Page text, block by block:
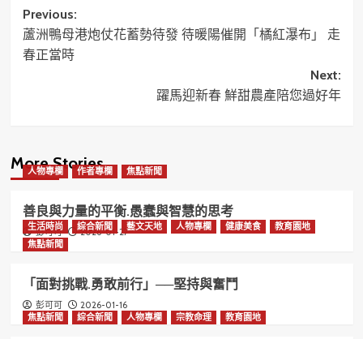
Post
navigation
Previous:
蘆洲鴨母港炮仗花蓄勢待發 待暖陽催開「橘紅瀑布」 走
春正當時
Next:
躍馬迎新春 鮮甜農產陪您過好年
More Stories
人物專欄 作者專欄 焦點新聞
善良與力量的平衡.愚蠢與智慧的思考
彭可可 2026-01-27
生活時尚 綜合新聞 藝文天地 人物專欄 健康美食
教育園地
焦點新聞
「面對挑戰.勇敢前行」──堅持與奮鬥
彭可可
2026-01-16
焦點新聞
綜合新聞 人物專欄 宗教命理 教育園地